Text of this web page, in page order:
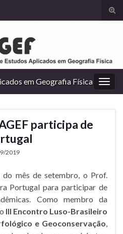
em Geografia Física
participa de
2019
do mês de setembro, o Prof.
Portugal para participar de
Como membro da
III Encontro Luso-Brasileiro
e Geoconservação